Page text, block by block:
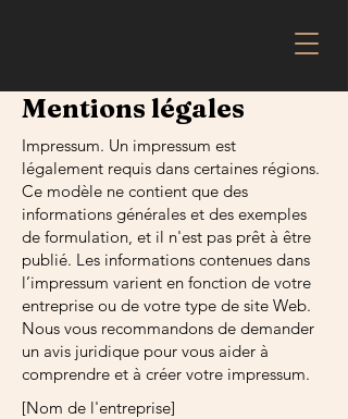
Mentions légales
Impressum. Un impressum est
légalement requis dans certaines régions.
Ce modèle ne contient que des
informations générales et des exemples
de formulation, et il n'est pas prêt à être
publié. Les informations contenues dans
l’impressum varient en fonction de votre
entreprise ou de votre type de site Web.
Nous vous recommandons de demander
un avis juridique pour vous aider à
comprendre et à créer votre impressum.
[Nom de l'entreprise]